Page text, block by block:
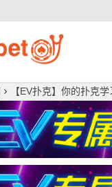
【EV扑克】你的扑克